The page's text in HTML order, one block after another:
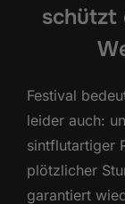
schützt
Festival
leider auch:
sintflutartiger
plötzlicher
garantiert